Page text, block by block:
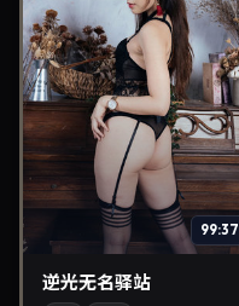
99:37
逆光无名驿站